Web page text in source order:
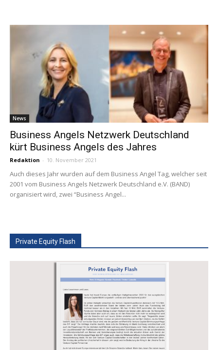
News
Business Angels Netzwerk Deutschland
kürt Business Angels des Jahres
Redaktion - 10. November 2021
Auch dieses Jahr wurden auf dem Business Angel Tag, welcher seit
2001 vom Business Angels Netzwerk Deutschland e.V. (BAND)
organisiert wird, zwei “Business Angel...
Private Equity Flash